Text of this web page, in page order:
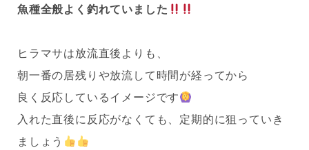
魚種全般よく釣れていました
ヒラマサは放流直後よりも、
朝一番の居残りや放流して時間が経ってから
良く反応しているイメージです
入れた直後に反応がなくても、定期的に狙っていき
ましょう